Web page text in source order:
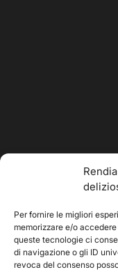
Per fornire le migliori
memorizzare e/o
queste tecnologie ci
di navigazione o gli ID
revoca del consenso
@2025